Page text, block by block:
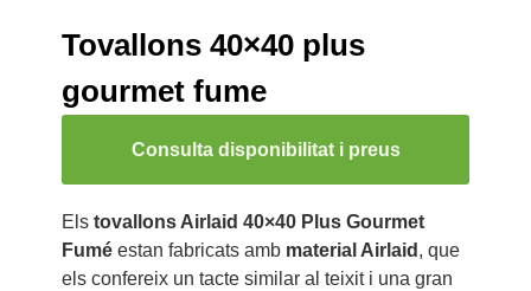
Tovallons 40×40 plus
gourmet fume
Consulta disponibilitat i preus
Els tovallons Airlaid 40×40 Plus Gourmet
Fuméestan fabricats amb material Airlaid , que
els confereix un tacte similar al teixit i una gran